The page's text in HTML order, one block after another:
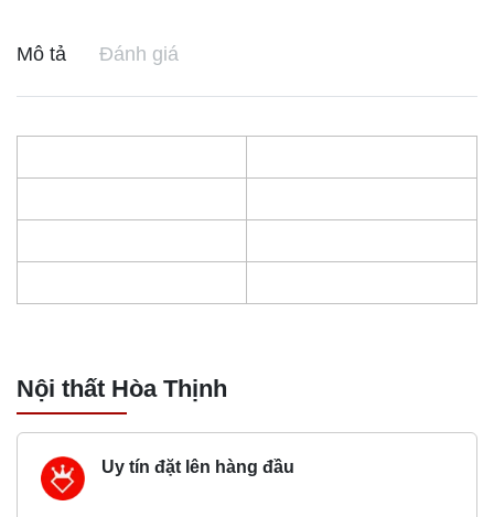
Mô tả Đánh giá
Nội thất Hòa Thịnh
Uy tín đặt lên hàng đầu